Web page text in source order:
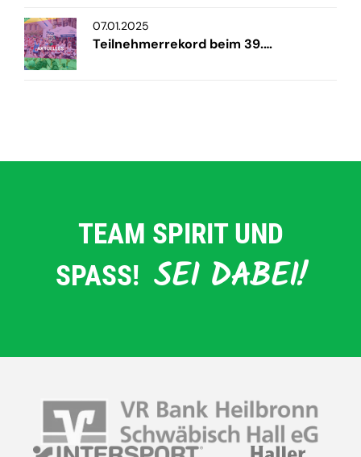
07.01.2025
Teilnehmerrekord beim 39.…
TEAM SPIRIT UND
SPASS! SEI DABEI!